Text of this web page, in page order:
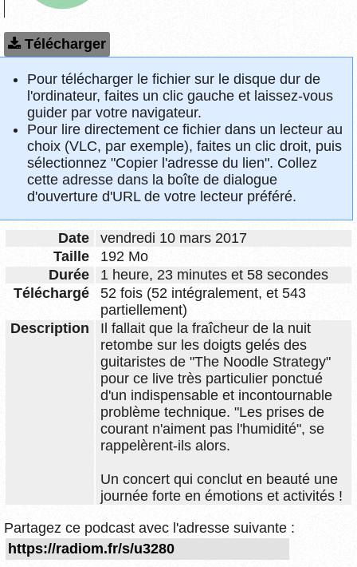
Télécharger
Pour télécharger le fichier sur le disque dur de
l'ordinateur, faites un clic gauche et laissez-vous
guider par votre navigateur.
Pour lire directement ce fichier dans un lecteur au
choix (VLC, par exemple), faites un clic droit, puis
sélectionnez "Copier l'adresse du lien". Collez
cette adresse dans la boîte de dialogue
d'ouverture d'URL de votre lecteur préféré.
Date
vendredi 10 mars 2017
Taille
192 Mo
Durée
1 heure, 23 minutes et 58 secondes
Téléchargé
52 fois (52 intégralement, et 543
partiellement)
Description
Il fallait que la fraîcheur de la nuit
retombe sur les doigts gelés des
guitaristes de "The Noodle Strategy"
pour ce live très particulier ponctué
d'un indispensable et incontournable
problème technique. "Les prises de
courant n'aiment pas l'humidité", se
rappelèrent-ils alors.
Un concert qui conclut en beauté une
journée forte en émotions et activités !
Partagez ce podcast avec l'adresse suivante :